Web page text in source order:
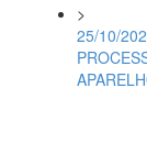
>
25/10/